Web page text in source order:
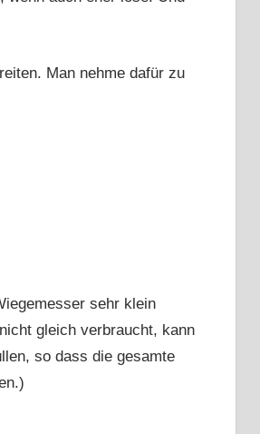
Man nehme dafür zu
sehr klein
gleich verbraucht, kann
so dass die gesamte